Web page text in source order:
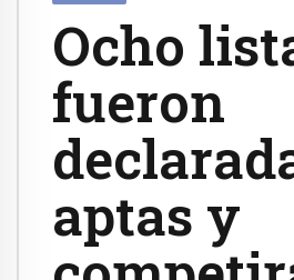
Ocho
fueron
aptas y